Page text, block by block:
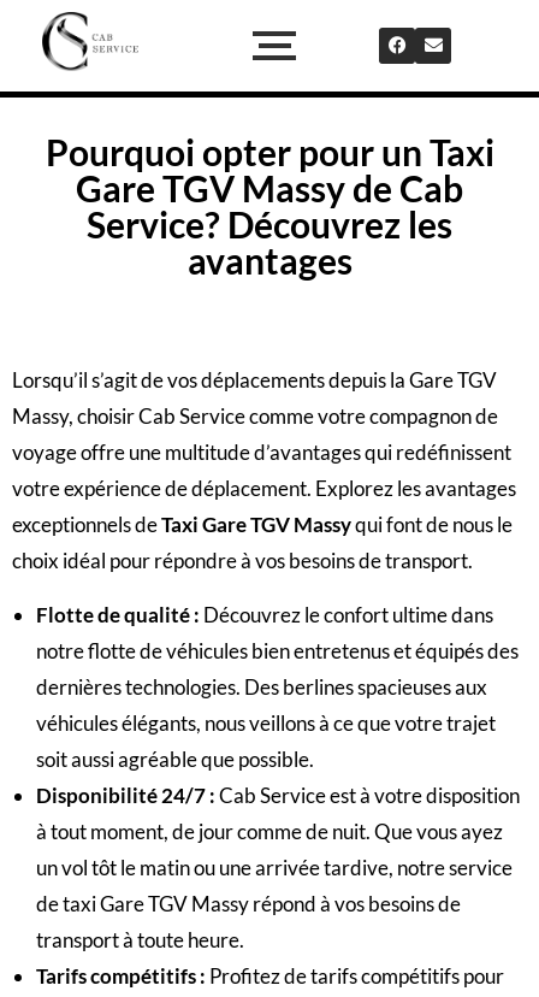
Pourquoi opter pour un Taxi
Gare TGV Massy de Cab
Service? Découvrez les
avantages
Lorsqu’il s’agit de vos déplacements depuis la Gare TGV
Massy, choisir Cab Service comme votre compagnon de
voyage offre une multitude d’avantages qui redéfinissent
votre expérience de déplacement. Explorez les avantages
exceptionnels deTaxi Gare TGV Massyqui font de nous le
choix idéal pour répondre à vos besoins de transport.
Flotte de qualité: Découvrez le confort ultime dans
notre flotte de véhicules bien entretenus et équipés des
dernières technologies. Des berlines spacieuses aux
véhicules élégants, nous veillons à ce que votre trajet
soit aussi agréable que possible.
Disponibilité 24/7:Cab Service est à votre disposition
à tout moment, de jour comme de nuit. Que vous ayez
un vol tôt le matin ou une arrivée tardive, notre service
de taxi Gare TGV Massy répond à vos besoins de
transport à toute heure.
Tarifs compétitifs: Profitez de tarifs compétitifs pour